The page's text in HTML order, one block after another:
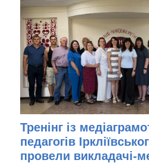
Тренінг із
педагогів
провели викладачі-